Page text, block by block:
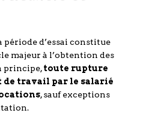
d’essai constitue
majeur à l’obtention des
principe,toute rupture
travail par le salarié
, sauf exceptions